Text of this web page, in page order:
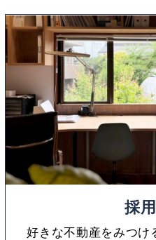
採
好きな不動産をみつけ